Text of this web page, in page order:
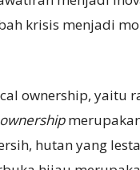
krisis menjadi
ownership, yaitu
hutan yang